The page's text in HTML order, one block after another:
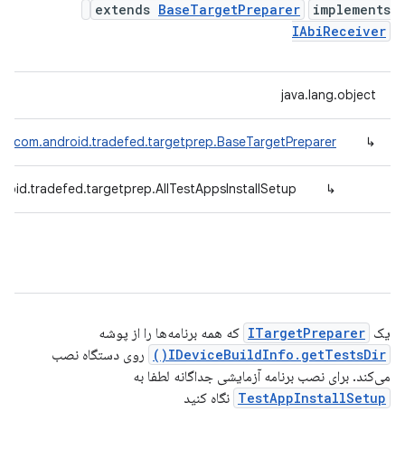
extends BaseTargetPreparer
implements
IAbiReceiver
java.lang.object
↳
com.android.tradefed.targetprep.BaseTargetPreparer
↳
یک ITargetPreparer که همه برنامه‌ها را از پوشه
IDeviceBuildInfo.getTestsDir()
روی دستگاه نصب
می‌کند. برای نصب برنامه آزمایشی جداگانه لطفا به
TestAppInstallSetup نگاه کنید